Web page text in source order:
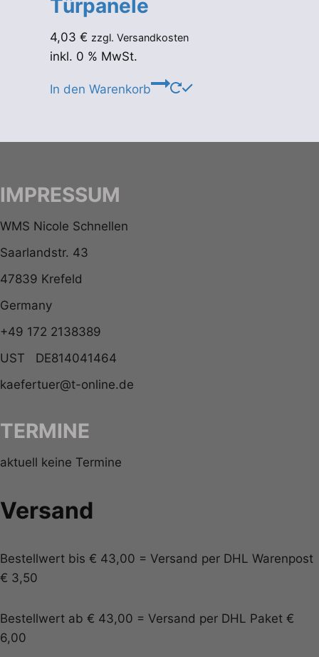
Türpanele
4,03 € zzgl. Versandkosten
inkl. 0 % MwSt.
In den Warenkorb
IMPRESSUM
WMS Nicole Schnellen
Saarlandstr. 43
47839 Krefeld
Germany
+49 172 2138389
UST DE814041464
kaefertuer@t-online.de
TERMINE
aktuell keine Termine
Versand
Bestellwert bis € 43,00 = Versand per DHL Warenpost
€ 3,50
Bestellwert ab € 43,00 = Versand per DHL Paket €
6,00